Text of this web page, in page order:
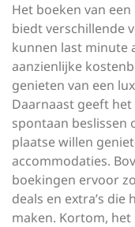
Het boeken van
biedt verschillende
kunnen last minute
aanzienlijke
genieten van een
Daarnaast geeft
spontaan beslissen
plaatse willen
accommodaties.
boekingen ervoor
deals en extra’s
maken. Kortom,